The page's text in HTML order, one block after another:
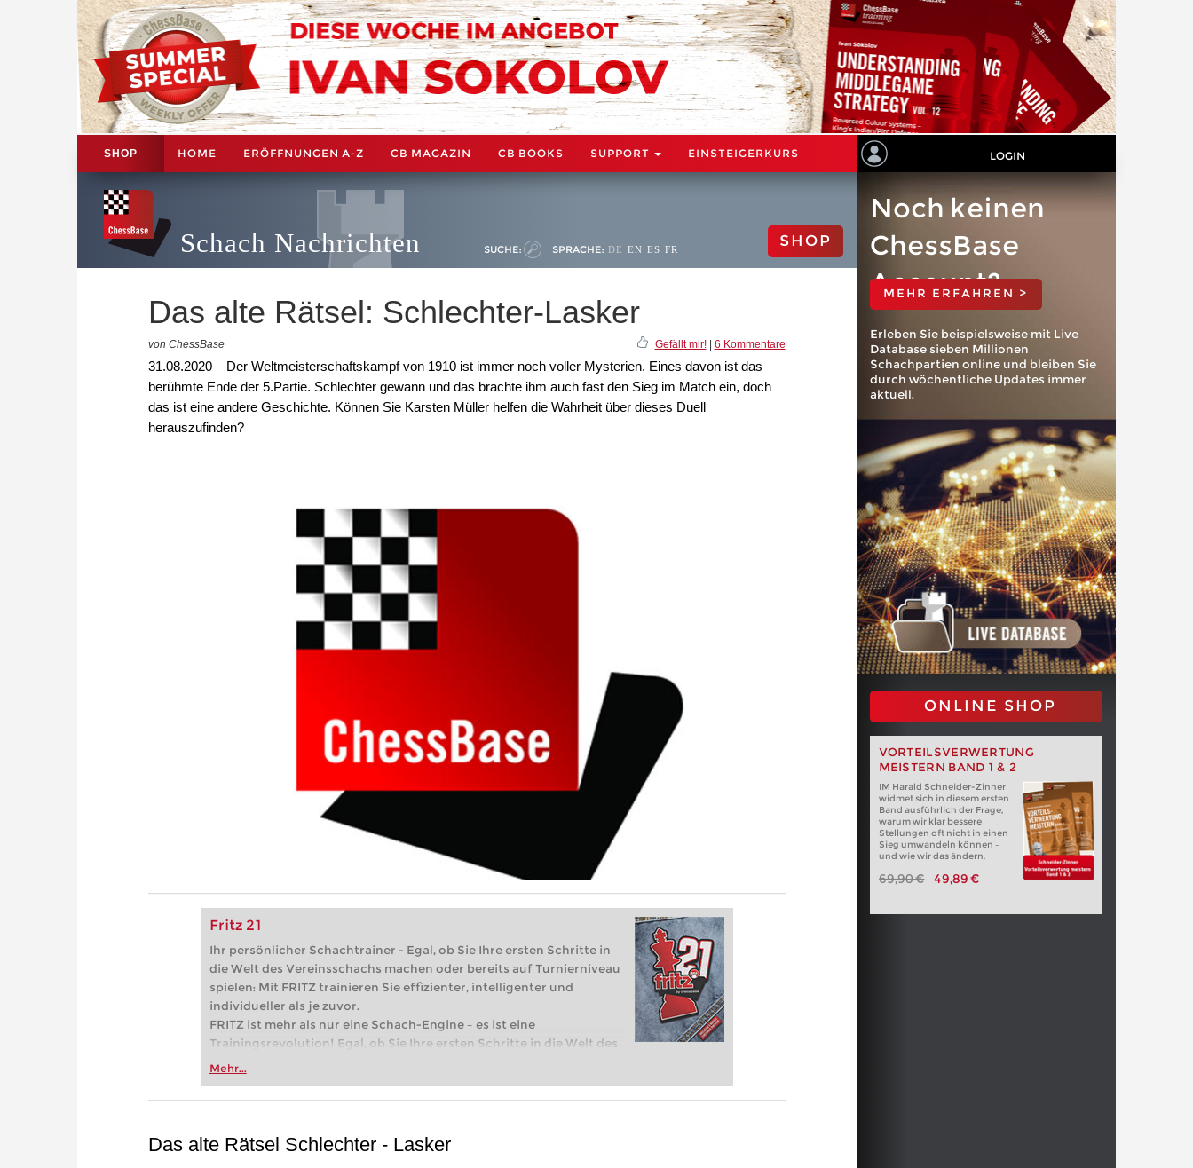
SHOP HOME ERÖFFNUNGEN A-Z CB MAGAZIN CB BOOKS SUPPORT EINSTEIGERKURS LOGIN
Schach Nachrichten SUCHE: SPRACHE: DE EN ES FR SHOP
Das alte Rätsel: Schlechter-Lasker
von ChessBase Gefällt mir!| 6 Kommentare
31.08.2020 – Der Weltmeisterschaftskampf von 1910 ist immer noch voller Mysterien. Eines davon ist das
berühmte Ende der 5.Partie. Schlechter gewann und das brachte ihm auch fast den Sieg im Match ein, doch
das ist eine andere Geschichte. Können Sie Karsten Müller helfen die Wahrheit über dieses Duell
herauszufinden?
Fritz 21
Ihr persönlicher Schachtrainer - Egal, ob Sie Ihre ersten Schritte in
die Welt des Vereinsschachs machen oder bereits auf Turnierniveau
spielen: Mit FRITZ trainieren Sie effizienter, intelligenter und
individueller als je zuvor.
FRITZ ist mehr als nur eine Schach-Engine – es ist eine
Trainingsrevolution! Egal, ob Sie Ihre ersten Schritte in die Welt des
Vereinsschachs machen oder bereits auf Turnierniveau spielen: Mit
zuvor.
Mehr...
Noch keinen
ChessBase
Account?
MEHR ERFAHREN >
Erleben Sie beispielsweise mit Live
Database sieben Millionen
Schachpartien online und bleiben Sie
durch wöchentliche Updates immer
aktuell.
ONLINE SHOP
VORTEILSVERWERTUNG
MEISTERN BAND 1 & 2
IM Harald Schneider-Zinner
widmet sich in diesem ersten
Band ausführlich der Frage,
warum wir klar bessere
Stellungen oft nicht in einen
Sieg umwandeln können –
und wie wir das ändern.
69,90 € 49,89 €
Das alte Rätsel Schlechter - Lasker